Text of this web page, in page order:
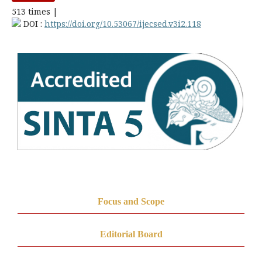
513 times |
DOI : https://doi.org/10.53067/ijecsed.v3i2.118
Focus and Scope
Editorial Board